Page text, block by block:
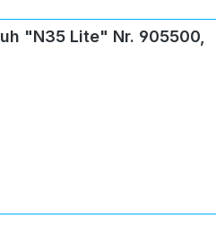
"N35 Lite" Nr. 905500,